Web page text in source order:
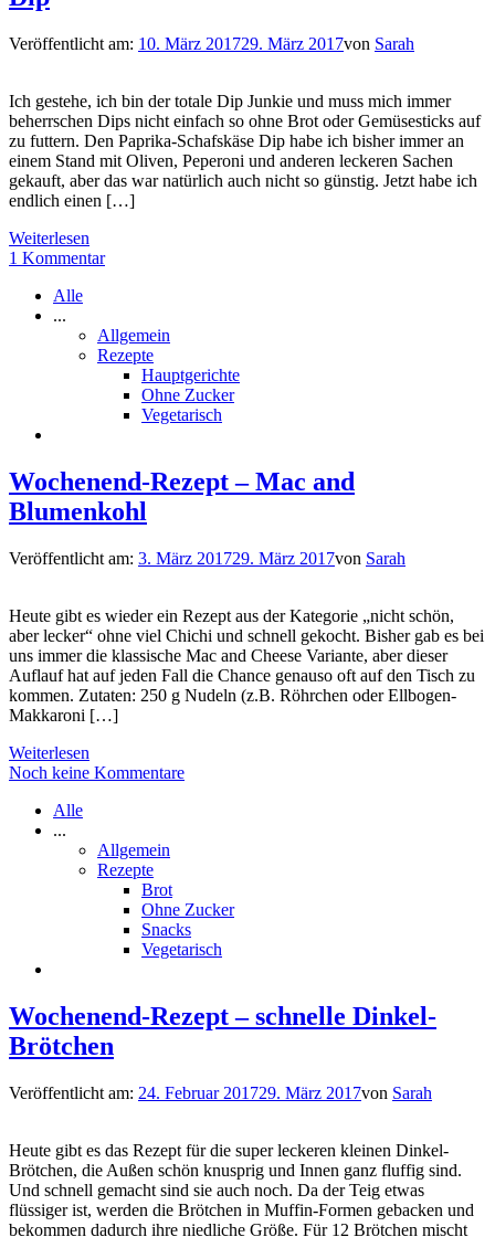
Veröffentlicht am: 10. März 201729. März 2017von Sarah
Ich gestehe, ich bin der totale Dip Junkie und muss mich immer
beherrschen Dips nicht einfach so ohne Brot oder Gemüsesticks auf
zu futtern. Den Paprika-Schafskäse Dip habe ich bisher immer an
einem Stand mit Oliven, Peperoni und anderen leckeren Sachen
gekauft, aber das war natürlich auch nicht so günstig. Jetzt habe ich
endlich einen […]
Weiterlesen
1 Kommentar
Alle
...
Allgemein
Rezepte
Hauptgerichte
Ohne Zucker
Vegetarisch
Wochenend-Rezept – Mac and
Blumenkohl
Veröffentlicht am: 3. März 201729. März 2017von Sarah
Heute gibt es wieder ein Rezept aus der Kategorie „nicht schön,
aber lecker“ ohne viel Chichi und schnell gekocht. Bisher gab es bei
uns immer die klassische Mac and Cheese Variante, aber dieser
Auflauf hat auf jeden Fall die Chance genauso oft auf den Tisch zu
kommen. Zutaten: 250 g Nudeln (z.B. Röhrchen oder Ellbogen-
Makkaroni […]
Weiterlesen
Noch keine Kommentare
Alle
...
Allgemein
Rezepte
Brot
Ohne Zucker
Snacks
Vegetarisch
Wochenend-Rezept – schnelle Dinkel-
Brötchen
Veröffentlicht am: 24. Februar 201729. März 2017von Sarah
Heute gibt es das Rezept für die super leckeren kleinen Dinkel-
Brötchen, die Außen schön knusprig und Innen ganz fluffig sind.
Und schnell gemacht sind sie auch noch. Da der Teig etwas
flüssiger ist, werden die Brötchen in Muffin-Formen gebacken und
bekommen dadurch ihre niedliche Größe. Für 12 Brötchen mischt